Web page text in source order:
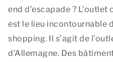
end d’escapade ?
est le lieu incontournable
shopping. Il s’agit de
d’Allemagne. Des